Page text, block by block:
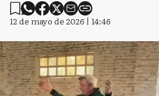
12 de mayo de 2026 | 14:46